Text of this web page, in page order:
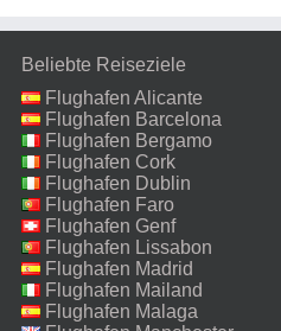
Beliebte Reiseziele
Flughafen Alicante
Flughafen Barcelona
Flughafen Bergamo
Flughafen Cork
Flughafen Dublin
Flughafen Faro
Flughafen Genf
Flughafen Lissabon
Flughafen Madrid
Flughafen Mailand
Malpensa
Flughafen Malaga